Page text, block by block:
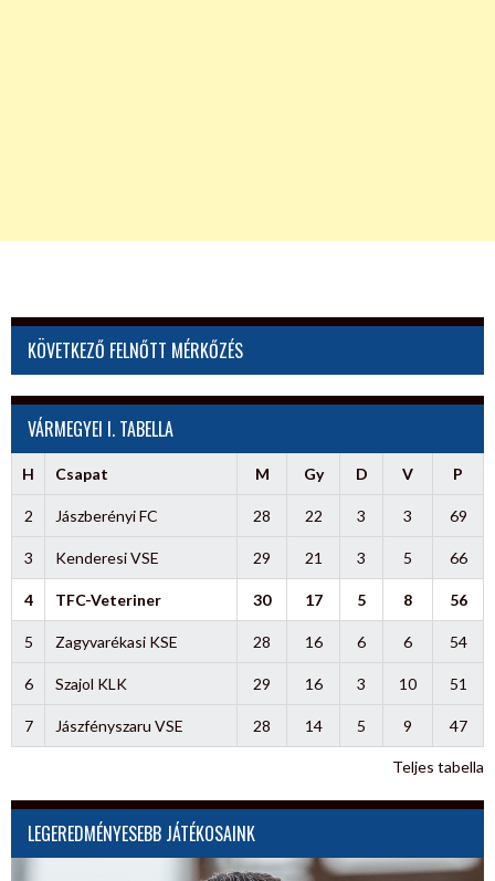
KÖVETKEZŐ FELNŐTT MÉRKŐZÉS
VÁRMEGYEI I. TABELLA
H Csapat M Gy D V P
2 Jászberényi FC 28 22 3 3 69
3 Kenderesi VSE 29 21 3 5 66
4 TFC-Veteriner 30 17 5 8 56
5 Zagyvarékasi KSE 28 16 6 6 54
6 Szajol KLK 29 16 3 10 51
7 Jászfényszaru VSE 28 14 5 9 47
Teljes tabella
LEGEREDMÉNYESEBB JÁTÉKOSAINK